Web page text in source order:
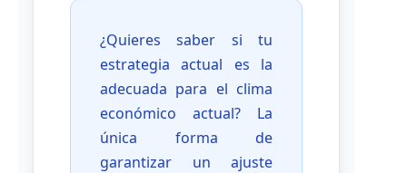
¿Quieres saber si tu
estrategia actual es la
adecuada para el clima
económico actual? La
única forma de
garantizar un ajuste